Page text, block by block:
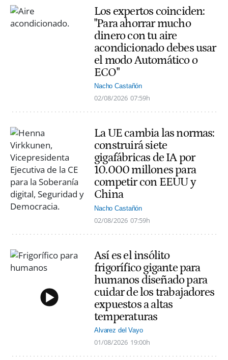
Los expertos coinciden:
"Para ahorrar mucho
dinero con tu aire
acondicionado debes usar
el modo Automático o
ECO"
Nacho Castañón
02/08/2026 07:59h
La UE cambia las normas:
construirá siete
gigafábricas de IA por
10.000 millones para
competir con EEUU y
China
Nacho Castañón
02/08/2026 07:59h
Así es el insólito
frigorífico gigante para
humanos diseñado para
cuidar de los trabajadores
expuestos a altas
temperaturas
Alvarez del Vayo
01/08/2026 19:00h